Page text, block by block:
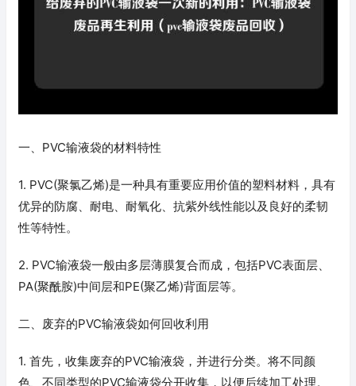
一、PVC输液袋的材料特性
1. PVC(聚氯乙烯)是一种具有重要应用价值的塑料材料，具有
优异的防腐、耐电、耐氧化、抗紫外线性能以及良好的柔韧
性等特性。
2. PVC输液袋一般由多层薄膜复合而成，包括PVC表面层、
PA(聚酰胺)中间层和PE(聚乙烯)背面层等。
二、废弃的PVC输液袋如何回收利用
1. 首先，收集废弃的PVC输液袋，并进行分类。将不同颜
色、不同类型的PVC输液袋分开收集，以便后续加工处理。